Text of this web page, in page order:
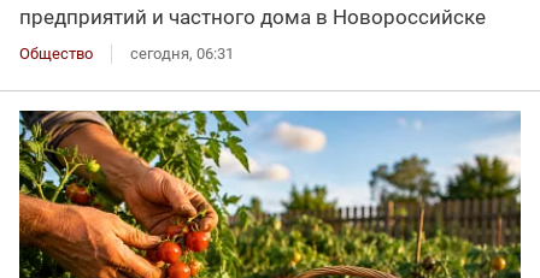
предприятий и частного дома в Новороссийске
Общество сегодня, 06:31